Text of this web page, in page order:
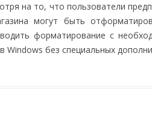
на то, что пользователи
могут быть
форматирование с
Windows без специальных